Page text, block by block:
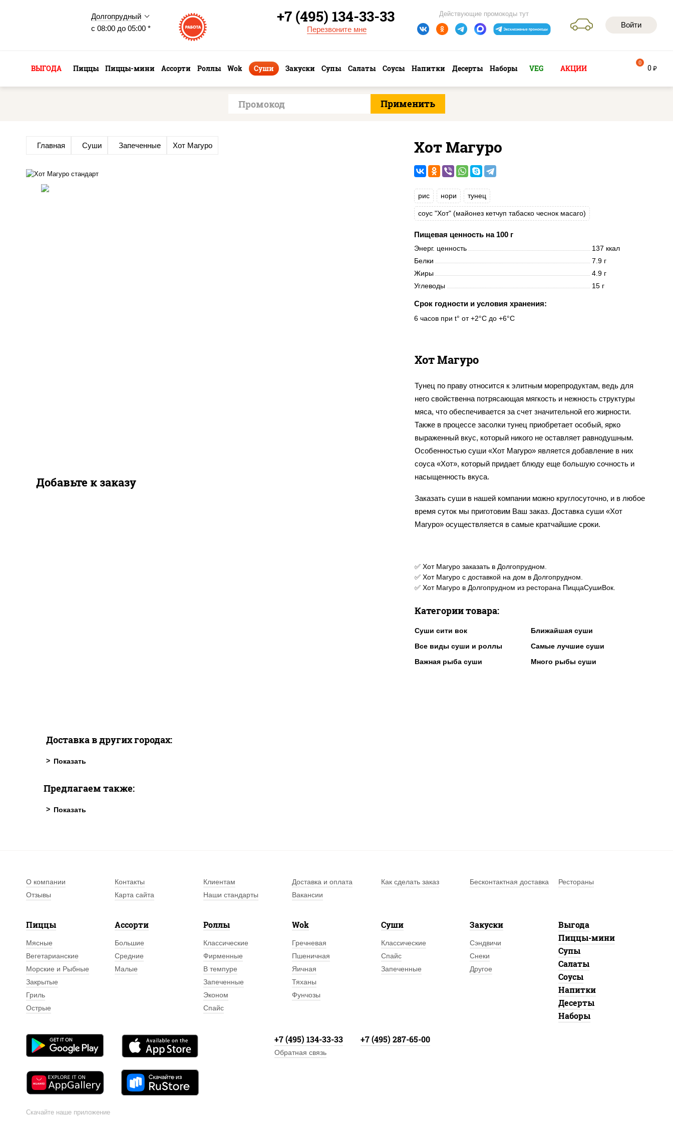
Долгопрудный
с 08:00 до 05:00 *
Войти
Действующие промокоды тут
+7 (495) 134-33-33
Перезвоните мне
ВЫГОДА Пиццы Пиццы-мини Ассорти Роллы Wok Суши Закуски Супы Салаты Соусы Напитки Десерты Наборы VEG АКЦИИ 0 руб
0
Главная Суши Запеченные Хот Магуро Хот Магуро
рис нори тунец
соус "Хот" (майонез кетчуп табаско чеснок масаго)
Пищевая ценность на 100 г
Энерг. ценность
137 ккал
Белки
7.9 г
Жиры
4.9 г
Углеводы
15 г
Срок годности и условия хранения:
6 часов при t° от +2°C до +6°C
Хот Магуро
Тунец по праву относится к элитным морепродуктам, ведь для
него свойственна потрясающая мягкость и нежность структуры
мяса, что обеспечивается за счет значительной его жирности.
Также в процессе засолки тунец приобретает особый, ярко
выраженный вкус, который никого не оставляет равнодушным.
Особенностью суши «Хот Магуро» является добавление в них
соуса «Хот», который придает блюду еще большую сочность и
насыщенность вкуса.
Заказать суши в нашей компании можно круглосуточно, и в любое
время суток мы приготовим Ваш заказ. Доставка суши «Хот
Магуро» осуществляется в самые кратчайшие сроки.
✅ Хот Магуро заказать в Долгопрудном.
✅ Хот Магуро с доставкой на дом в Долгопрудном.
✅ Хот Магуро в Долгопрудном из ресторана ПиццаСушиВок.
Категории товара:
Суши сити вок
Ближайшая суши
Все виды суши и роллы
Самые лучшие суши
Важная рыба суши
Много рыбы суши
Добавьте к заказу
Доставка в других городах:
Предлагаем также:
О компании Контакты Клиентам Доставка и оплата Как сделать заказ Бесконтактная доставка
Рестораны
Отзывы
Карта сайта Наши стандарты Вакансии
Пиццы
Мясные
Вегетарианские
Морские и Рыбные
Закрытые
Гриль
Острые
Ассорти
Большие
Средние
Малые
Роллы
Классические
Фирменные
В темпуре
Запеченные
Эконом
Спайс
Wok
Гречневая
Пшеничная
Яичная
Тяханы
Фунчозы
Суши
Классические
Спайс
Запеченные
Закуски
Сэндвичи
Снеки
Другое
Выгода
Пиццы-мини
Супы
Салаты
Соусы
Напитки
Десерты
Наборы
Скачайте наше приложение
+7 (495) 134-33-33 +7 (495) 287-65-00
Обратная связь